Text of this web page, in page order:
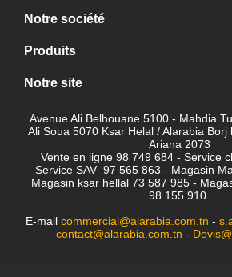
Notre société
Produits
Notre site
Avenue Ali Belhouane 5100 - Mahdia
Ali Soua 5070 Ksar Helal / Alarabia
Ariana 2073
Vente en ligne 98 749 684 - Service
Service SAV 97 565 863 - Magasin
Magasin ksar hellal 73 587 985 -
98 155 910
E-mail commercial@alarabia.com.tn -
- contact@alarabia.com.tn -